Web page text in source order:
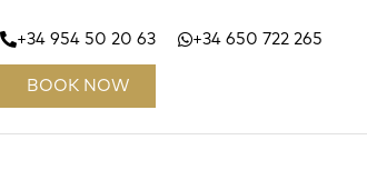
+34 954 50 20 63 +34 650 722 265
BOOK NOW